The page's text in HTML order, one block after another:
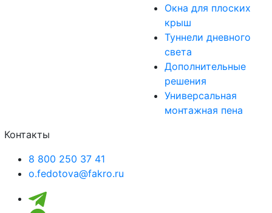
Окна для плоских
крыш
Туннели дневного
света
Дополнительные
решения
Универсальная
монтажная пена
Контакты
8 800 250 37 41
o.fedotova@fakro.ru